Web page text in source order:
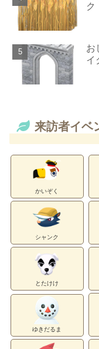
ク
お
イ
来訪者イベ
かいぞく
シャンク
とたけけ
ゆきだるま